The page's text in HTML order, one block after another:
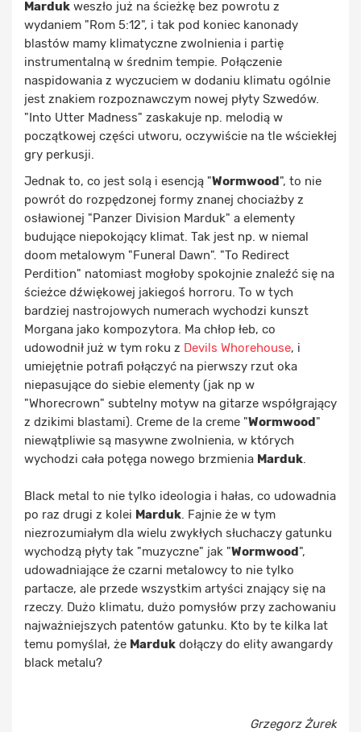
Marduk weszło już na ścieżkę bez powrotu z
wydaniem "Rom 5:12", i tak pod koniec kanonady
blastów mamy klimatyczne zwolnienia i partię
instrumentalną w średnim tempie. Połączenie
naspidowania z wyczuciem w dodaniu klimatu ogólnie
jest znakiem rozpoznawczym nowej płyty Szwedów.
"Into Utter Madness" zaskakuje np. melodią w
początkowej części utworu, oczywiście na tle wściekłej
gry perkusji.
Jednak to, co jest solą i esencją "Wormwood", to nie
powrót do rozpędzonej formy znanej chociażby z
osławionej "Panzer Division Marduk" a elementy
budujące niepokojący klimat. Tak jest np. w niemal
doom metalowym "Funeral Dawn". "To Redirect
Perdition" natomiast mogłoby spokojnie znaleźć się na
ścieżce dźwiękowej jakiegoś horroru. To w tych
bardziej nastrojowych numerach wychodzi kunszt
Morgana jako kompozytora. Ma chłop łeb, co
udowodnił już w tym roku z Devils Whorehouse, i
umiejętnie potrafi połączyć na pierwszy rzut oka
niepasujące do siebie elementy (jak np w
"Whorecrown" subtelny motyw na gitarze współgrający
z dzikimi blastami). Creme de la creme "Wormwood"
niewątpliwie są masywne zwolnienia, w których
wychodzi cała potęga nowego brzmienia Marduk.
Black metal to nie tylko ideologia i hałas, co udowadnia
po raz drugi z kolei Marduk. Fajnie że w tym
niezrozumiałym dla wielu zwykłych słuchaczy gatunku
wychodzą płyty tak "muzyczne" jak "Wormwood",
udowadniające że czarni metalowcy to nie tylko
partacze, ale przede wszystkim artyści znający się na
rzeczy. Dużo klimatu, dużo pomysłów przy zachowaniu
najważniejszych patentów gatunku. Kto by te kilka lat
temu pomyślał, że Marduk dołączy do elity awangardy
black metalu?
Grzegorz Żurek